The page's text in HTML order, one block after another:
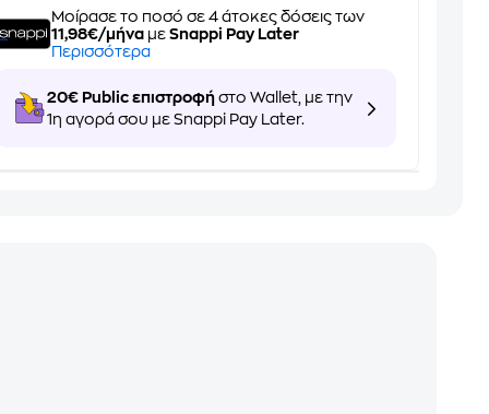
Μοίρασε το ποσό σε 4 άτοκες δόσεις των
11,98€/μήνα μεSnappi Pay Later
Περισσότερα
20€ Public επιστροφή στο Wallet, με την
1η αγορά σου με Snappi Pay Later.